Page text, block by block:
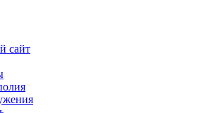
сайт